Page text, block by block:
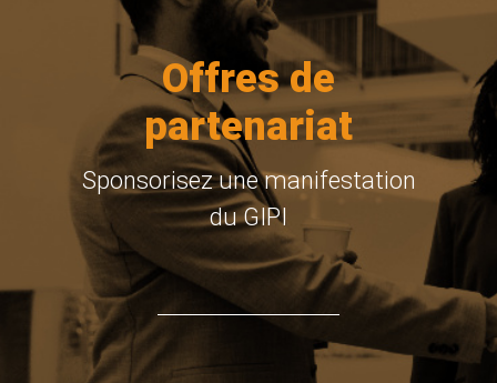
Offres de
partenariat
Sponsorisez une manifestation
du GIPI